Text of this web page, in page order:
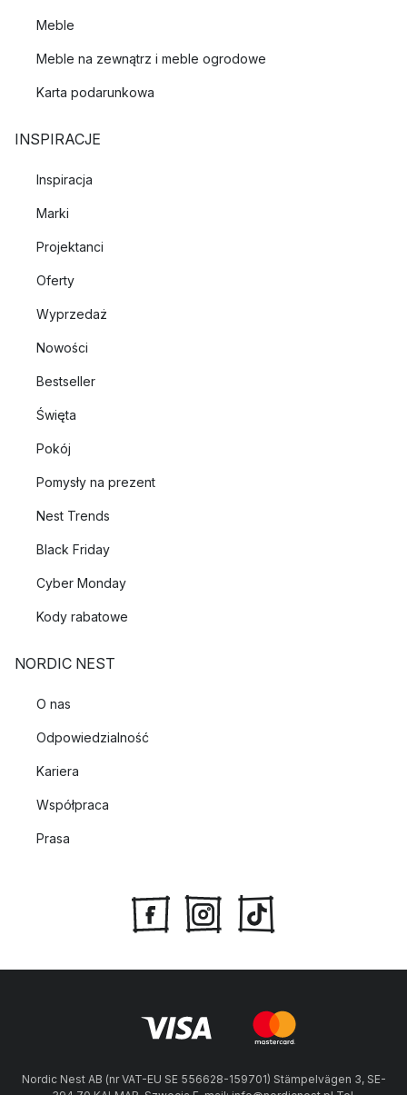
Meble
Meble na zewnątrz i meble ogrodowe
Karta podarunkowa
INSPIRACJE
Inspiracja
Marki
Projektanci
Oferty
Wyprzedaż
Nowości
Bestseller
Święta
Pokój
Pomysły na prezent
Nest Trends
Black Friday
Cyber Monday
Kody rabatowe
NORDIC NEST
O nas
Odpowiedzialność
Kariera
Współpraca
Prasa
Nordic Nest AB (nr VAT-EU SE 556628-159701) Stämpelvägen 3, SE-